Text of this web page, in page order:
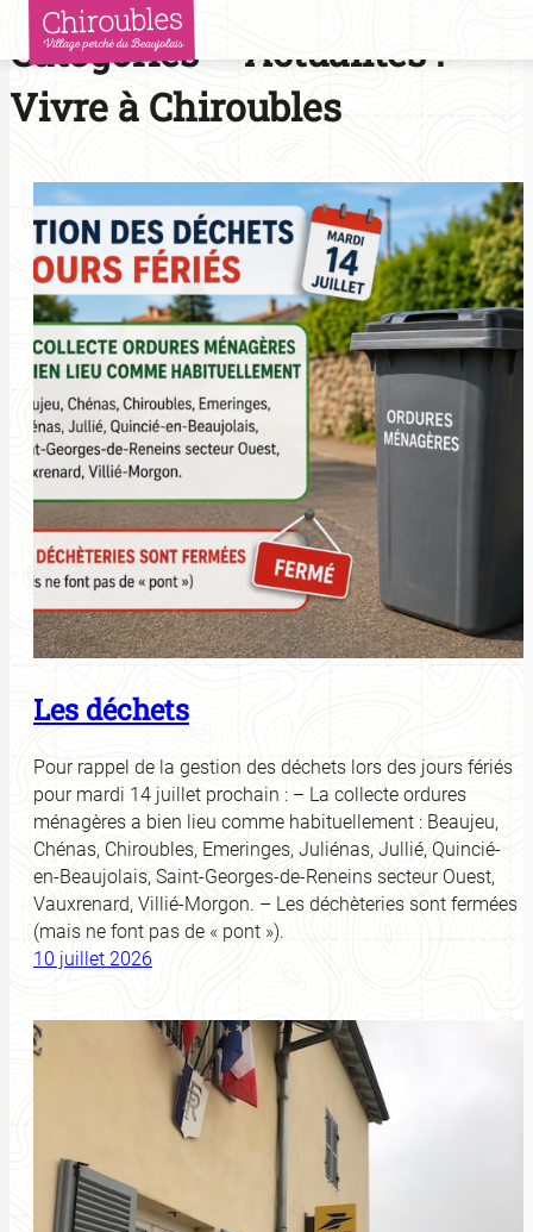
Aller
au
contenu
Catégories – Actualités :
Vivre à Chiroubles
Les déchets
Pour rappel de la gestion des déchets lors des jours fériés
pour mardi 14 juillet prochain : – La collecte ordures
ménagères a bien lieu comme habituellement : Beaujeu,
Chénas, Chiroubles, Emeringes, Juliénas, Jullié, Quincié-
en-Beaujolais, Saint-Georges-de-Reneins secteur Ouest,
Vauxrenard, Villié-Morgon. – Les déchèteries sont fermées
(mais ne font pas de « pont »).
10 juillet 2026